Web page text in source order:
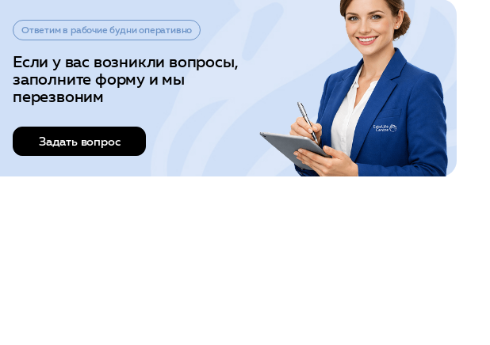
Ответим в рабочие будни оперативно
Если у вас возникли вопросы,
заполните форму и мы
перезвоним
Задать вопрос